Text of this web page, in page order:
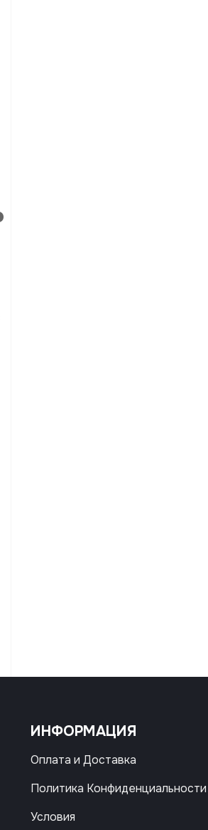
ИНФОРМАЦИЯ
Оплата и Доставка
Политика Конфиденциальности
Условия